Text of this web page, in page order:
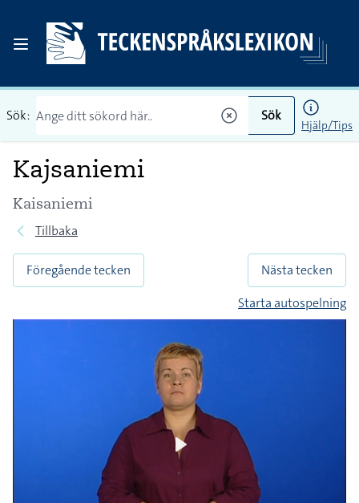
Sök: Sök
Hjälp/Tips
Kajsaniemi
Kaisaniemi
Tillbaka
Föregående tecken
Nästa tecken
Starta autospelning
Play